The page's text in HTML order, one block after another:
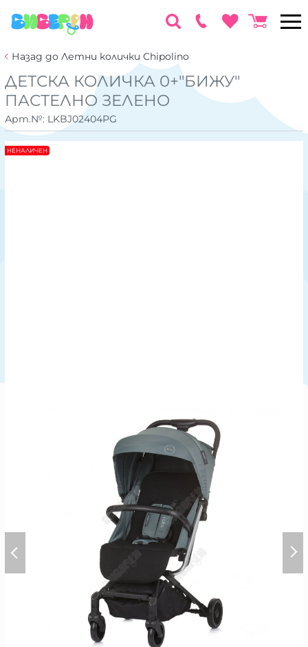
Назад до Летни колички Chipolino
ДЕТСКА КОЛИЧКА 0+"БИЖУ"
ПАСТЕЛНО ЗЕЛЕНО
Арт.№: LKBJ02404PG
НЕНАЛИЧЕН